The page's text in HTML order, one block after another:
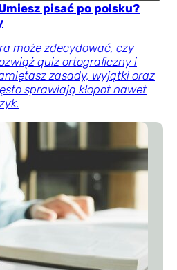
pisać po polsku?
może zdecydować, czy
quiz ortograficzny i
zasady, wyjątki oraz
sprawiają kłopot nawet